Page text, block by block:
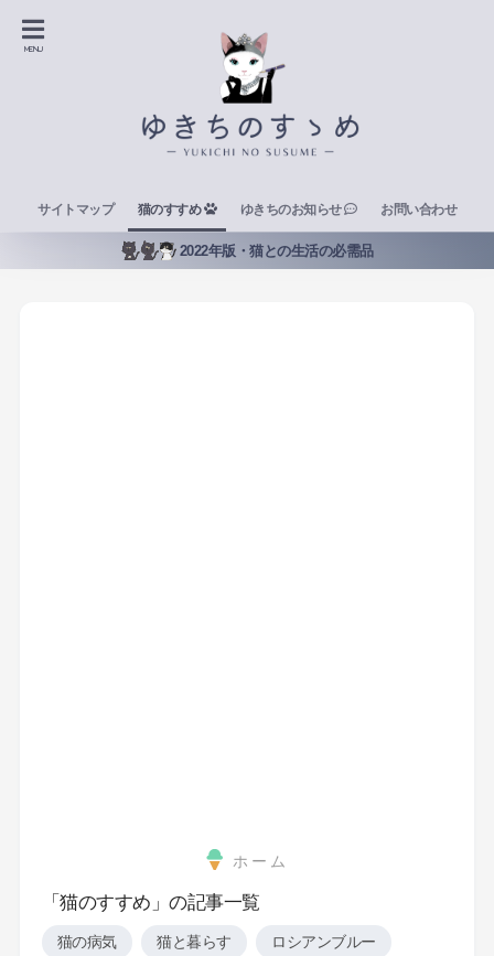
サイトマップ 猫のすすめ ゆきちのお知らせ お問い合わせ
2022年版・猫との生活の必需品
ホーム
「猫のすすめ」の記事一覧
猫の病気 猫と暮らす ロシアンブルー